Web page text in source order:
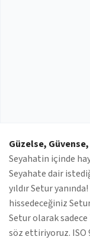
Güzelse,
Seyahatin içinde
Seyahate dair
yıldır Setur
hissedeceğiniz
Setur olarak sadece
söz ettiriyoruz. ISO